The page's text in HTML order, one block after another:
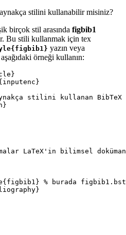
stilini kullanabilir misiniz?
birçok stil arasında figbib1
Bu stili kullanmak için tex
yazın veya
örneği kullanın:
}
inputenc }
stilini kullanan BibTeX
LaTeX'in bilimsel
{figbib1} % burada